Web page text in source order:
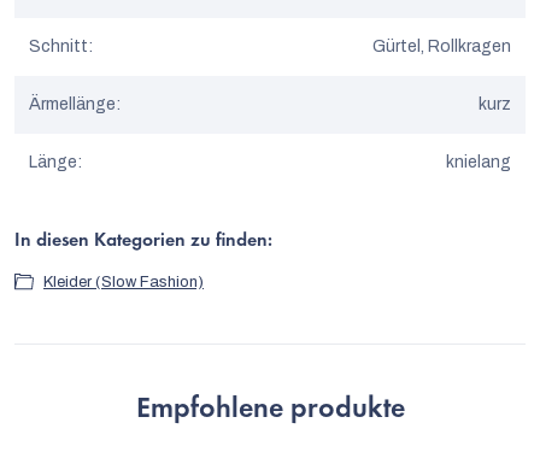
Schnitt: Gürtel, Rollkragen
Ärmellänge: kurz
Länge: knielang
In diesen Kategorien zu finden:
Kleider (Slow Fashion)
Empfohlene produkte